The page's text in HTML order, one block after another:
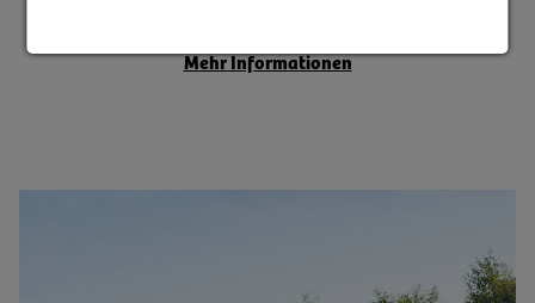
Mehr Informationen